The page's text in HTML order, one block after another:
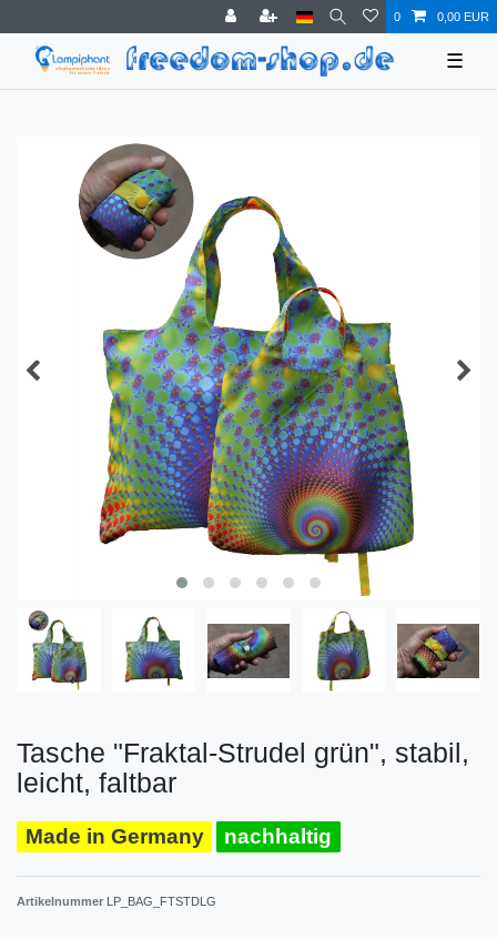
0 0,00 EUR
☰
Tasche "Fraktal-Strudel grün", stabil,
leicht, faltbar
Made in Germany nachhaltig
Artikelnummer LP_BAG_FTSTDLG